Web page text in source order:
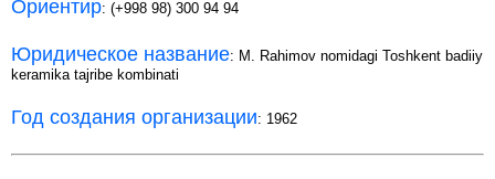
Ориентир: (+998 98) 300 94 94
Юридическое название: M. Rahimov nomidagi Toshkent badiiy
keramika tajribe kombinati
Год создания организации: 1962